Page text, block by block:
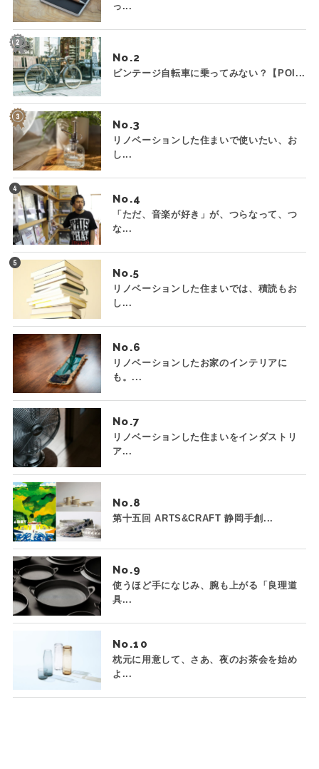
っ...
No.
ビンテージ自転車に乗ってみない？【POI...
No.
リノベーションした住まいで使いたい、お
し...
No.
「ただ、音楽が好き」が、つらなって、つ
な...
No.
リノベーションした住まいでは、積読もお
し...
No.
リノベーションしたお家のインテリアに
も。...
No.
リノベーションした住まいをインダストリ
ア...
No.
第十五回 ARTS&CRAFT 静岡手創...
No.
使うほど手になじみ、腕も上がる「良理道
具...
No.
枕元に用意して、さあ、夜のお茶会を始め
よ...